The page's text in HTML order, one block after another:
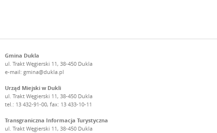
Gmina Dukla
ul. Trakt Węgierski 11, 38-450 Dukla
e-mail: gmina@dukla.pl
Urząd Miejski w Dukli
ul. Trakt Węgierski 11, 38-450 Dukla
tel.: 13 432-91-00, fax: 13 433-10-11
Transgraniczna Informacja Turystyczna
ul. Trakt Węgierski 11, 38-450 Dukla